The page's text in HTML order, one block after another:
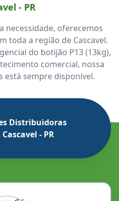
- PR
necessidade, oferecemos
toda a região de Cascavel.
do botijão P13 (13kg),
comercial, nossa
está sempre disponível.
Distribuidoras
- PR